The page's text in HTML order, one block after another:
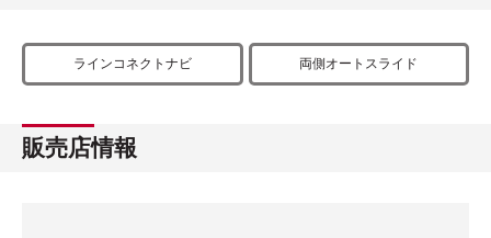
ラインコネクトナビ 両側オートスライド
販売店情報